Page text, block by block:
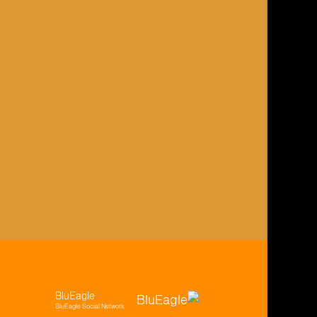
BluEagle
BluEagle Social Network